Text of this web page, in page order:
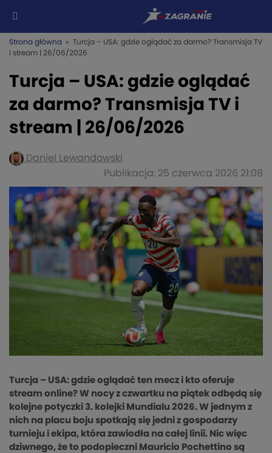
Strona główna » Turcja – USA: gdzie oglądać za darmo? Transmisja TV
i stream | 26/06/2026
Turcja – USA: gdzie oglądać
za darmo? Transmisja TV i
stream | 26/06/2026
Daniel Lewandowski
Publikacja: 25 czerwca 2026 21:08
Turcja – USA: gdzie oglądać ten mecz i kto oferuje
stream online? W nocy z czwartku na piątek odbędą się
kolejne potyczki 3. kolejki Mundialu 2026. W jednym z
nich na placu boju spotkają się jedni z gospodarzy
turnieju i ekipa, która zawiodła na całej linii. Nic więc
dziwnego, że to podopieczni Mauricio Pochettino są